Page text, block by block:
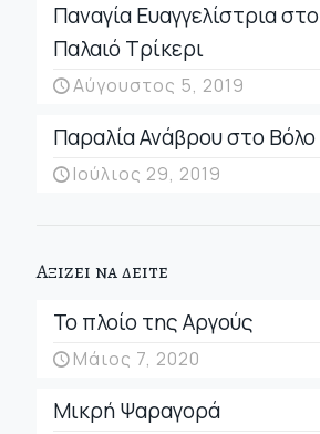
Παναγία Ευαγγελίστρια στο
Παλαιό Τρίκερι
Αύγουστος 5, 2019
Παραλία Ανάβρου στο Βόλο
Ιούλιος 29, 2019
Αξιζει να δειτε
Το πλοίο της Αργούς
Μάιος 7, 2020
Μικρή Ψαραγορά